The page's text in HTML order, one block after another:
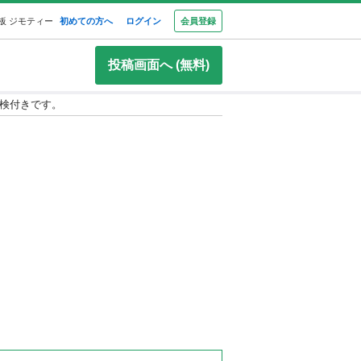
ジモティー 初めての方へ ログイン 会員登録
投稿画面へ (無料)
付きです。